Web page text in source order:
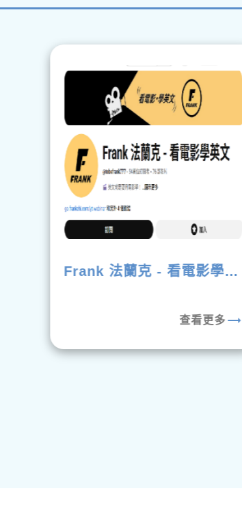
Frank 法蘭克 - 看電影學英
查看更多 trending_flat